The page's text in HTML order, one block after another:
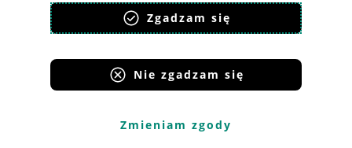
Zgadzam się
Nie zgadzam się
Zmieniam zgody
Korzystanie z serwisu oznacza akceptacjęregulaminu